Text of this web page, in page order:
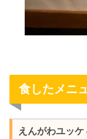
食したメニ
えんがわユッケ